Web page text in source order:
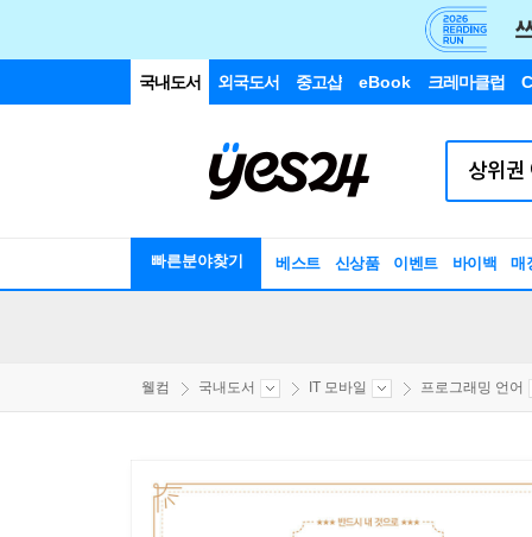
국내도서 외국도서 중고샵 eBook 크레마클럽
빠른분야찾기 베스트 신상품 이벤트 바이백 매
웰컴 국내도서 IT 모바일 프로그래밍 언어